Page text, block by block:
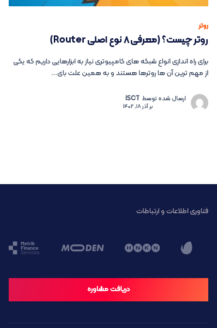
روتر
روتر چیست؟ (معرفی ۸ نوع اصلی Router)
برای راه اندازی انواع شبکه های کامپیوتری نیاز به ابزارهایی داریم که یکی
از مهم ترین آن ها روترها هستند و به همین علت بای...
ارسال شده توسط ISCT
برآذر 18, 1402
فناوری اطلاعات و ارتباطات
دریافت مشاوره